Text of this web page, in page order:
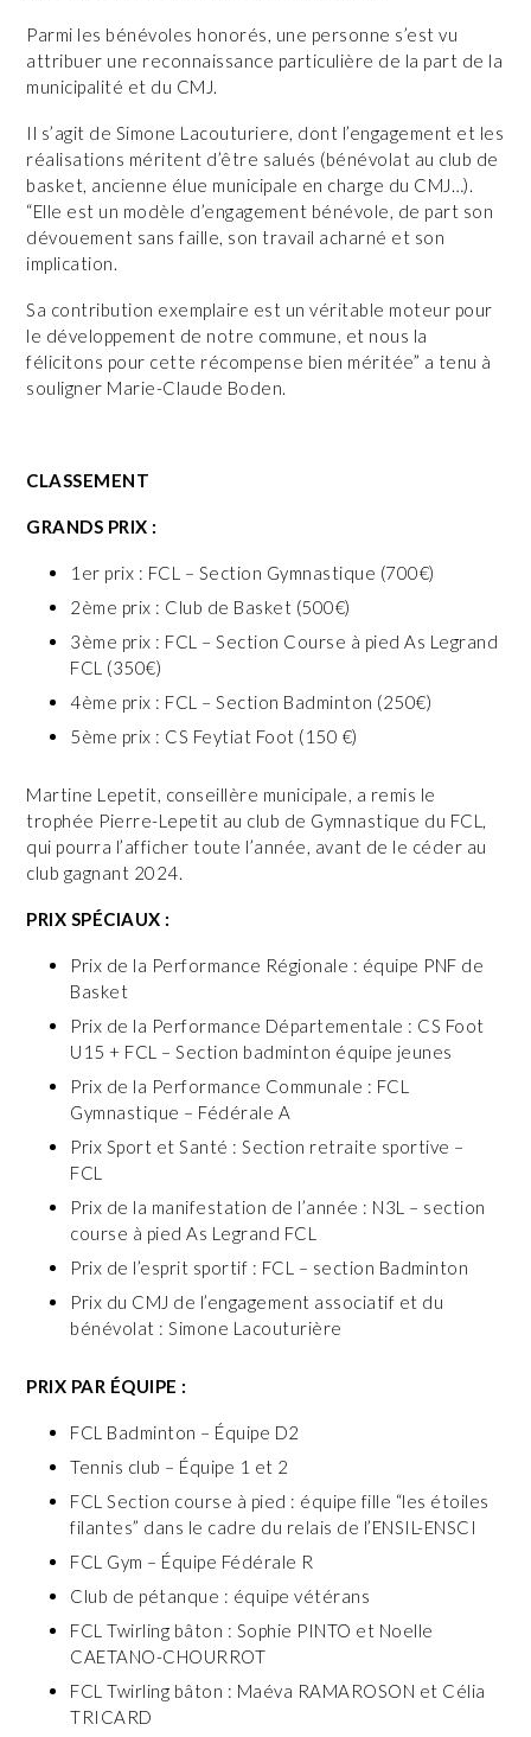
Parmi les bénévoles honorés, une personne s’est vu
attribuer une reconnaissance particulière de la part de la
municipalité et du CMJ.
Il s’agit de Simone Lacouturiere, dont l’engagement et les
réalisations méritent d’être salués (bénévolat au club de
basket, ancienne élue municipale en charge du CMJ…).
“Elle est un modèle d’engagement bénévole, de part son
dévouement sans faille, son travail acharné et son
implication.
Sa contribution exemplaire est un véritable moteur pour
le développement de notre commune, et nous la
félicitons pour cette récompense bien méritée” a tenu à
souligner Marie-Claude Boden.
CLASSEMENT
GRANDS PRIX :
1er prix : FCL – Section Gymnastique (700€)
2ème prix : Club de Basket (500€)
3ème prix : FCL – Section Course à pied As Legrand
FCL (350€)
4ème prix : FCL – Section Badminton (250€)
5ème prix : CS Feytiat Foot (150 €)
Martine Lepetit, conseillère municipale, a remis le
trophée Pierre-Lepetit au club de Gymnastique du FCL,
qui pourra l’afficher toute l’année, avant de le céder au
club gagnant 2024.
PRIX SPÉCIAUX :
Prix de la Performance Régionale : équipe PNF de
Basket
Prix de la Performance Départementale : CS Foot
U15 + FCL – Section badminton équipe jeunes
Prix de la Performance Communale : FCL
Gymnastique – Fédérale A
Prix Sport et Santé : Section retraite sportive –
FCL
Prix de la manifestation de l’année : N3L – section
course à pied As Legrand FCL
Prix de l’esprit sportif : FCL – section Badminton
Prix du CMJ de l’engagement associatif et du
bénévolat : Simone Lacouturière
PRIX PAR ÉQUIPE :
FCL Badminton – Équipe D2
Tennis club – Équipe 1 et 2
FCL Section course à pied : équipe fille “les étoiles
filantes” dans le cadre du relais de l’ENSIL-ENSCI
FCL Gym – Équipe Fédérale R
Club de pétanque : équipe vétérans
FCL Twirling bâton : Sophie PINTO et Noelle
CAETANO-CHOURROT
FCL Twirling bâton : Maéva RAMAROSON et Célia
TRICARD